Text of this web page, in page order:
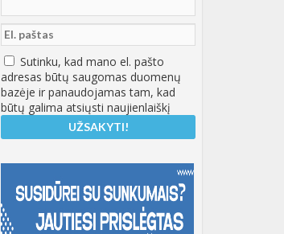
Sutinku, kad mano el. pašto
adresas būtų saugomas duomenų
bazėje ir panaudojamas tam, kad
būtų galima atsiųsti naujienlaiškį